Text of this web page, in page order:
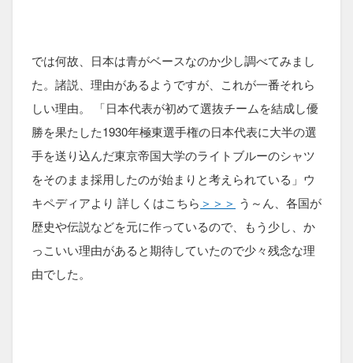
では何故、日本は青がベースなのか少し調べてみまし
た。諸説、理由があるようですが、これが一番それら
しい理由。 「日本代表が初めて選抜チームを結成し優
勝を果たした1930年極東選手権の日本代表に大半の選
手を送り込んだ東京帝国大学のライトブルーのシャツ
をそのまま採用したのが始まりと考えられている」ウ
キペディアより 詳しくはこちら ＞＞＞ う～ん、各国が
歴史や伝説などを元に作っているので、もう少し、か
っこいい理由があると期待していたので少々残念な理
由でした。